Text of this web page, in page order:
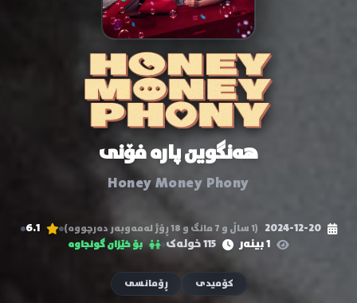
هەنگوین پارە فۆنی
Honey Money Phony
2024-12-20 (1 ساڵ و 7 مانگ و 18 ڕۆژ لەمەوبەر دەرچووە)
6.1
1 بینەر
115 خولەک بۆ خێزان گونجاوە
کۆمیدی ڕۆمانسی